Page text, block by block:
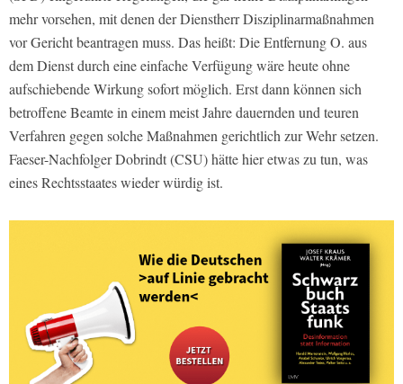
mehr vorsehen, mit denen der Dienstherr Disziplinarmaßnahmen
vor Gericht beantragen muss. Das heißt: Die Entfernung O. aus
dem Dienst durch eine einfache Verfügung wäre heute ohne
aufschiebende Wirkung sofort möglich. Erst dann können sich
betroffene Beamte in einem meist Jahre dauernden und teuren
Verfahren gegen solche Maßnahmen gerichtlich zur Wehr setzen.
Faeser-Nachfolger Dobrindt (CSU) hätte hier etwas zu tun, was
eines Rechtsstaates wieder würdig ist.